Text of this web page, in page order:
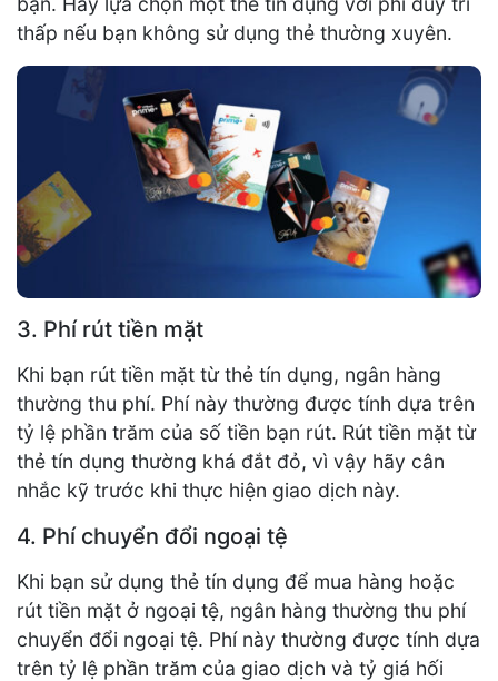
thấp nếu bạn không sử dụng thẻ thường xuyên.
3. Phí rút tiền mặt
Khi bạn rút tiền mặt từ thẻ tín dụng, ngân hàng
thường thu phí. Phí này thường được tính dựa trên
tỷ lệ phần trăm của số tiền bạn rút. Rút tiền mặt từ
thẻ tín dụng thường khá đắt đỏ, vì vậy hãy cân
nhắc kỹ trước khi thực hiện giao dịch này.
4. Phí chuyển đổi ngoại tệ
Khi bạn sử dụng thẻ tín dụng để mua hàng hoặc
rút tiền mặt ở ngoại tệ, ngân hàng thường thu phí
chuyển đổi ngoại tệ. Phí này thường được tính dựa
trên tỷ lệ phần trăm của giao dịch và tỷ giá hối